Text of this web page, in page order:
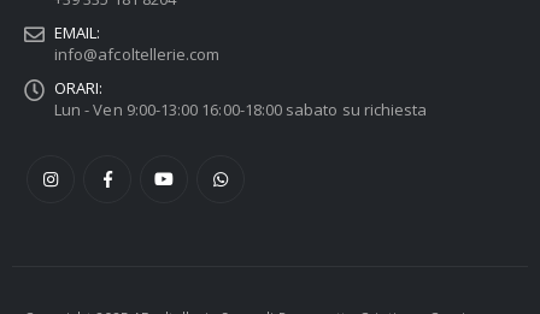
EMAIL:
info@afcoltellerie.com
ORARI:
Lun - Ven 9:00-13:00 16:00-18:00 sabato su richiesta